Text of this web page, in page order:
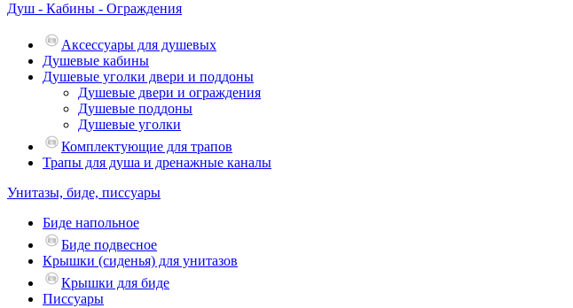
Душ - Кабины - Ограждения
Аксессуары для душевых
Душевые кабины
Душевые уголки двери и поддоны
Душевые двери и ограждения
Душевые поддоны
Душевые уголки
Комплектующие для трапов
Трапы для душа и дренажные каналы
Унитазы, биде, писсуары
Биде напольное
Биде подвесное
Крышки (сиденья) для унитазов
Крышки для биде
Писсуары